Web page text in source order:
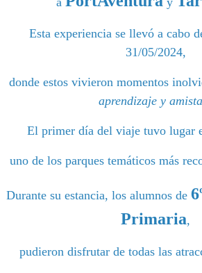
Esta experiencia se llevó a cabo
31/05/2024,
donde estos vivieron momentos
aprendizaje y
El primer día del viaje tuvo lugar
uno de los parques temáticos más
Durante su estancia, los alumnos de
Primaria,
pudieron disfrutar de todas las